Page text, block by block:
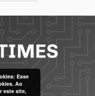
Esse
Ao
este site,